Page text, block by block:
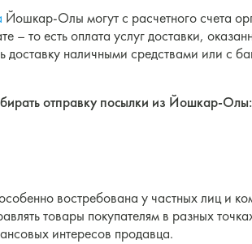
Йошкар-Олы могут с расчетного счета
– то есть оплата услуг доставки,
доставку наличными средствами или с
отправку посылки из Йошкар-Олы:
востребована у частных лиц и
товары покупателям в разных
интересов продавца.